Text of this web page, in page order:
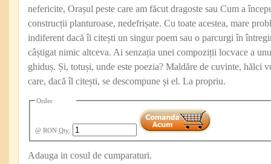
nefericite, Orașul peste care am făcut dragoste sau Cum a
construcții planturoase, nedefrișate. Cu toate acestea, mare
indiferent dacă îi citești un singur poem sau o parcurgi în
câștigat nimic altceva. Ai senzația unei compoziții locvace a
ghiduș. Și, totuși, unde este poezia? Maldăre de cuvinte, hălci
care, dacă îl citești, se descompune și el. La propriu.
Order
@ RON Qty:
Adauga in cosul de cumparaturi.